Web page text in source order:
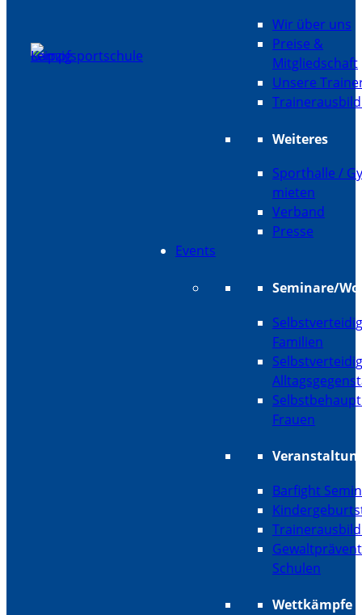
Wir über uns
Preise &
Mitgliedschaft
Unsere
Weiteres
Sporthalle /
mieten
Verband
Presse
Events
Seminare/
Familien
Frauen
Barfight
Schulen
Wettkämpfe